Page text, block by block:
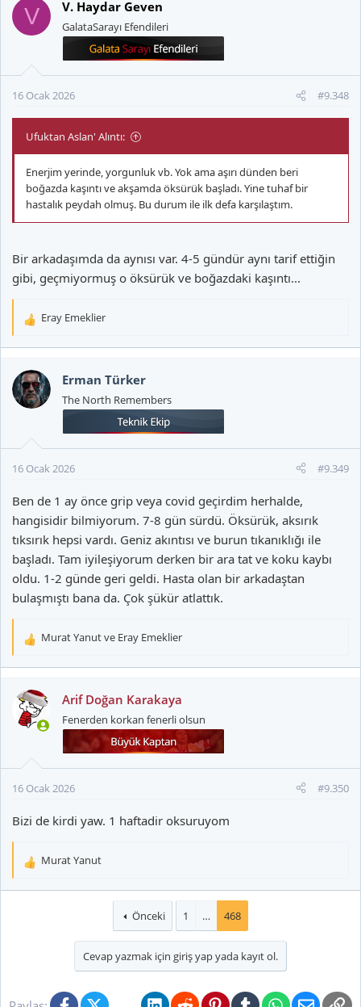
l
V V. Haydar Geven
GalataSarayı Efendileri
16 Ocak 2026 #9.348
Ufuktan Aslan' Alıntı:
Enerjim yerinde, yorgunluk vb. Yok ama aşırı dünden beri
boğazda kaşıntı ve akşamda öksürük başladı. Yine tuhaf bir
hastalık peydah olmuş. Bu durum ile ilk defa karşılaştım.
Bir arkadaşımda da aynısı var. 4-5 gündür aynı tarif ettiğin
gibi, geçmiyormuş o öksürük ve boğazdaki kaşıntı...
T
k
i
l
Eray Emeklier
Erman Türker
The North Remembers
16 Ocak 2026 #9.349
Ben de 1 ay önce grip veya covid geçirdim herhalde,
hangisidir bilmiyorum. 7-8 gün sürdü. Öksürük, aksırık
tıksırık hepsi vardı. Geniz akıntısı ve burun tıkanıklığı ile
başladı. Tam iyileşiyorum derken bir ara tat ve koku kaybı
oldu. 1-2 günde geri geldi. Hasta olan bir arkadaştan
bulaşmıştı bana da. Çok şükür atlattık.
T
k
i
l
Murat Yanutve Eray Emeklier
Arif Doğan Karakaya
Fenerden korkan fenerli olsun
16 Ocak 2026 #9.350
Bizi de kirdi yaw. 1 haftadir oksuruyom
T
Murat Yanut
Önceki 1 … 468
Cevap yazmak için giriş yap yada kayıt ol.
FacebookX (Twitter)BlueskyLinkedInRedditPinterestTumblrWhatsApp
E-posta